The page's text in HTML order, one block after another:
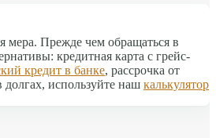
мера. Прежде чем обращаться в
кредитная карта с грейс-
кредит в банке, рассрочка от
используйте наш калькулятор